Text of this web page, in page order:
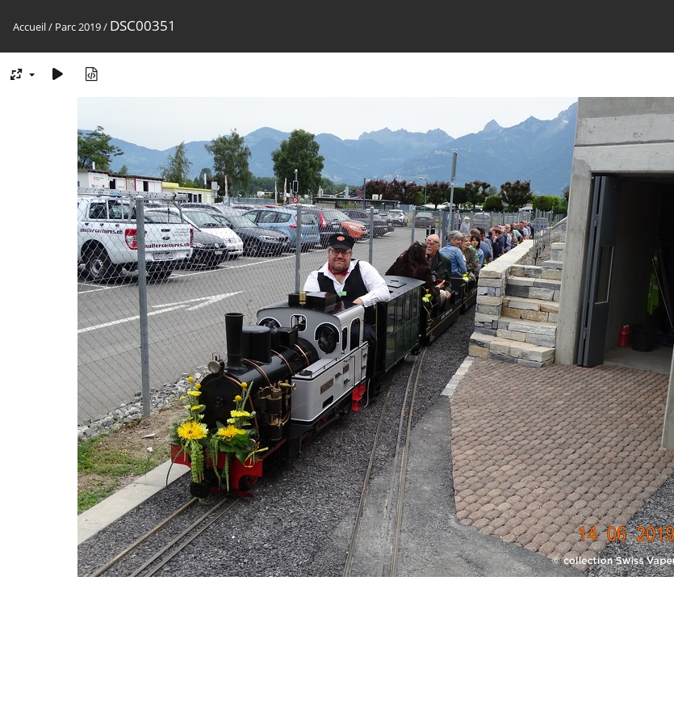
Accueil/ Parc 2019/ DSC00351